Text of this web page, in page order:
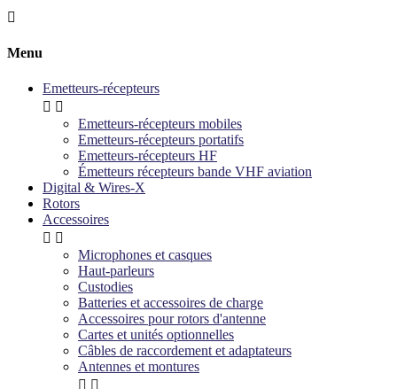

Menu
Emetteurs-récepteurs
 
Emetteurs-récepteurs mobiles
Emetteurs-récepteurs portatifs
Emetteurs-récepteurs HF
Émetteurs récepteurs bande VHF aviation
Digital & Wires-X
Rotors
Accessoires
 
Microphones et casques
Haut-parleurs
Custodies
Batteries et accessoires de charge
Accessoires pour rotors d'antenne
Cartes et unités optionnelles
Câbles de raccordement et adaptateurs
Antennes et montures
 